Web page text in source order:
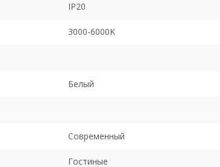
IP20
3000-6000K
Белый
Современный
Гостиные